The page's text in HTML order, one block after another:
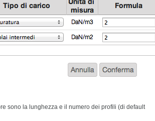
sono la lunghezza e il numero dei profili (di default